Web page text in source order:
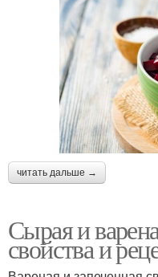
читать дальше →
Сырая и
свойства и